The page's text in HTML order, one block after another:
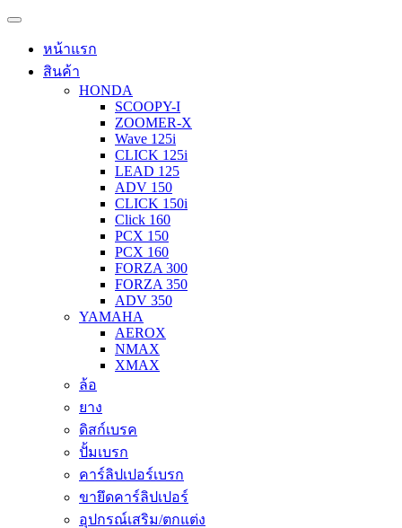
หน้าแรก
สินค้า
HONDA
SCOOPY-I
ZOOMER-X
Wave 125i
CLICK 125i
LEAD 125
ADV 150
CLICK 150i
Click 160
PCX 150
PCX 160
FORZA 300
FORZA 350
ADV 350
YAMAHA
AEROX
NMAX
XMAX
ล้อ
ยาง
ดิสก์เบรค
ปั้มเบรก
คาร์ลิปเปอร์เบรก
ขายึดคาร์ลิปเปอร์
อุปกรณ์เสริม/ตกแต่ง